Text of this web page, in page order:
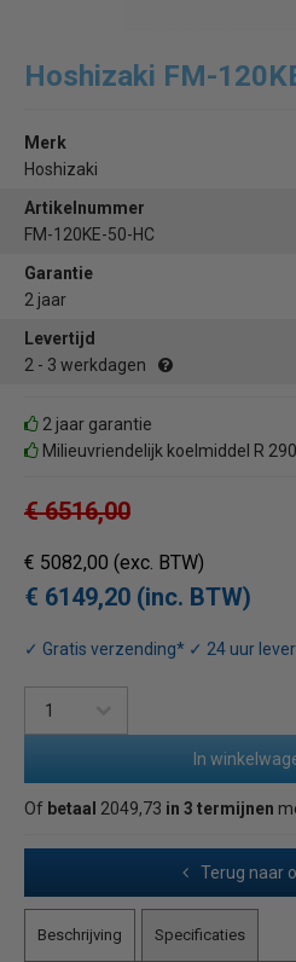
Hoshizaki FM-
Merk
Hoshizaki
Artikelnummer
FM-120KE-50-HC
Garantie
2 jaar
Levertijd
2 - 3 werkdagen
2 jaar garantie
Milieuvriendelijk koelmiddel R 290
€ 6516,00
€ 5082,00 (exc. BTW)
€ 6149,20 (inc. BTW)
✓ Gratis verzending* ✓ 24 uur
In
Of betaal 2049,73 in 3 termijnen
Terug naar
Beschrijving Specificaties